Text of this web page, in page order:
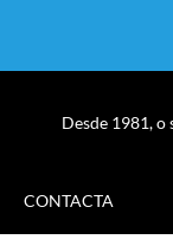
Desde 1981,
CONTACTA